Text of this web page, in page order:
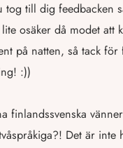
tog till dig feedbacken
osäker då modet att
på natten, så tack för
:))
finlandssvenska
Det är inte